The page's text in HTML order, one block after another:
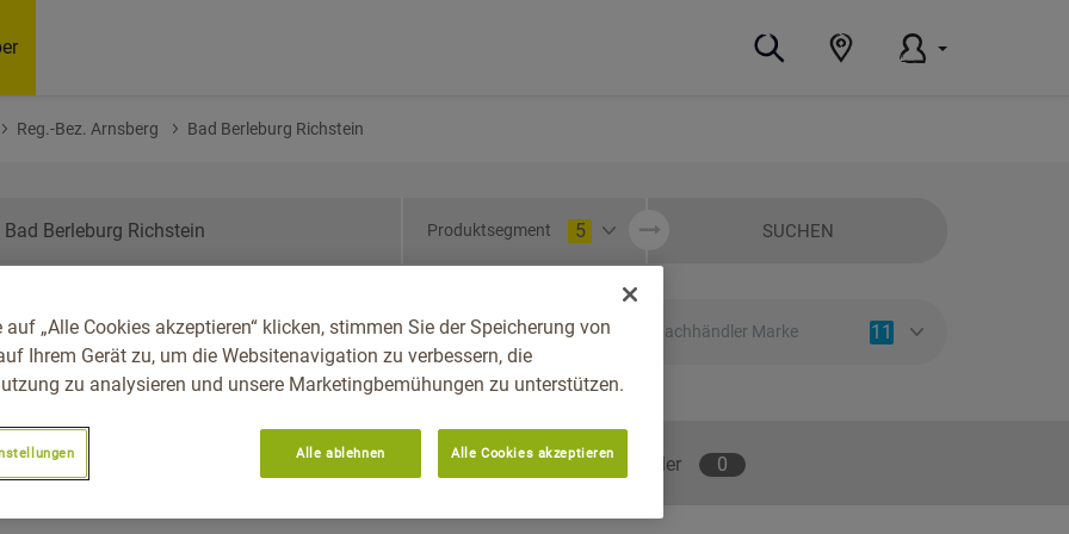
Reg.-Bez. Arnsberg Bad Berleburg Richstein
Produktsegment 5 SUCHEN
Westfalen, Reg.-
Richstein
Fachhändler Marke 11
Empfohlene Fachhändler 0
auf „Alle Cookies akzeptieren“ klicken, stimmen Sie der Speicherung von
Ihrem Gerät zu, um die Websitenavigation zu verbessern, die
zu analysieren und unsere Marketingbemühungen zu unterstützen.
Alle ablehnen Alle Cookies akzeptieren